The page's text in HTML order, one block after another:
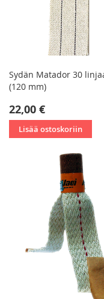
Sydän Matador 30
(120 mm)
22,00 €
Lisää ostoskoriin